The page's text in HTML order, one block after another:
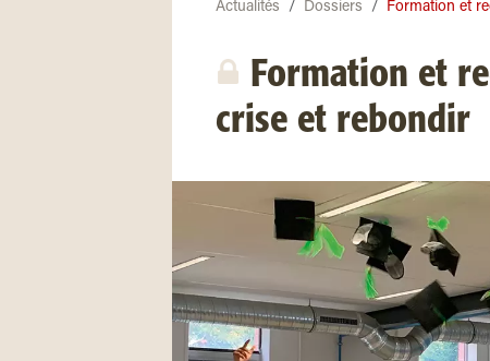
Actualités Dossiers Formation et
Formation et
crise et rebondir